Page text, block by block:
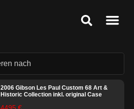
2006 Gibson Les Paul Custom 68 Art &
Historic Collection inkl. original Case
4495 €